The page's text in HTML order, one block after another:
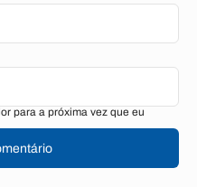
para a próxima vez que eu